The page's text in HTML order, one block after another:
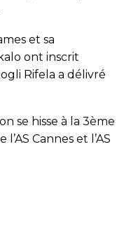
et sa
ont inscrit
Rifela a délivré
se hisse à la 3ème
Cannes et l’AS